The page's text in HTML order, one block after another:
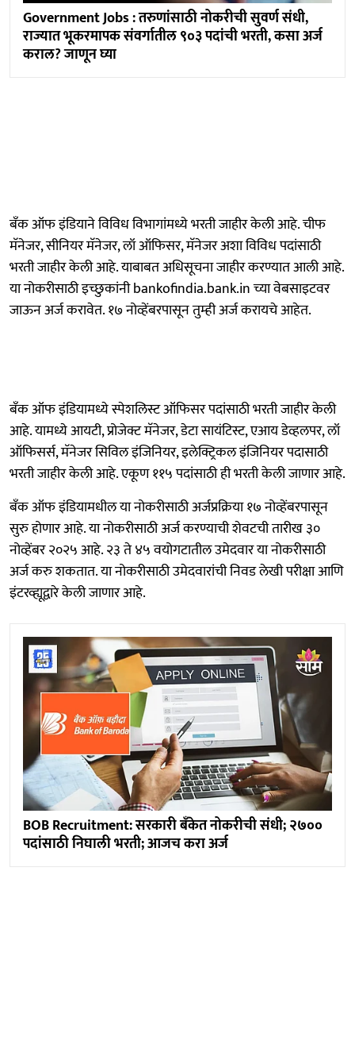
Government Jobs : तरुणांसाठी नोकरीची सुवर्ण संधी,
राज्यात भूकरमापक संवर्गातील ९०३ पदांची भरती, कसा अर्ज
कराल? जाणून घ्या
बँक ऑफ इंडियाने विविध विभागांमध्ये भरती जाहीर केली आहे. चीफ
मॅनेजर, सीनियर मॅनेजर, लॉ ऑफिसर, मॅनेजर अशा विविध पदांसाठी
भरती जाहीर केली आहे. याबाबत अधिसूचना जाहीर करण्यात आली आहे.
या नोकरीसाठी इच्छुकांनी bankofindia.bank.in च्या वेबसाइटवर
जाऊन अर्ज करावेत. १७ नोव्हेंबरपासून तुम्ही अर्ज करायचे आहेत.
बँक ऑफ इंडियामध्ये स्पेशलिस्ट ऑफिसर पदांसाठी भरती जाहीर केली
आहे. यामध्ये आयटी, प्रोजेक्ट मॅनेजर, डेटा सायंटिस्ट, एआय डेव्हलपर, लॉ
ऑफिसर्स, मॅनेजर सिविल इंजिनियर, इलेक्ट्रिकल इंजिनियर पदासाठी
भरती जाहीर केली आहे. एकूण ११५ पदांसाठी ही भरती केली जाणार आहे.
बँक ऑफ इंडियामधील या नोकरीसाठी अर्जप्रक्रिया १७ नोव्हेंबरपासून
सुरु होणार आहे. या नोकरीसाठी अर्ज करण्याची शेवटची तारीख ३०
नोव्हेंबर २०२५ आहे. २३ ते ४५ वयोगटातील उमेदवार या नोकरीसाठी
अर्ज करु शकतात. या नोकरीसाठी उमेदवारांची निवड लेखी परीक्षा आणि
इंटरव्ह्यूद्वारे केली जाणार आहे.
BOB Recruitment: सरकारी बँकेत नोकरीची संधी; २७००
पदांसाठी निघाली भरती; आजच करा अर्ज